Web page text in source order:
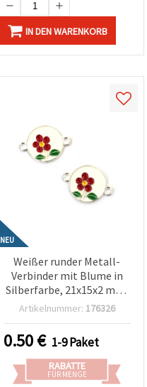
IN DEN WARENKORB
NEU
Weißer runder Metall-
Verbinder mit Blume in
Silberfarbe, 21x15x2 mm,
Loch 1,5 mm – 2 Stück
Artikelnummer: 176326
0.50€ 1-9 Paket
RABATTE
FÜR MENGE